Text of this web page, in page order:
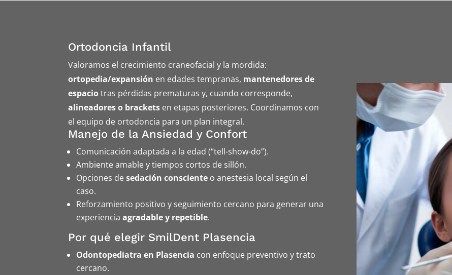
Ortodoncia Infantil
Valoramos el crecimiento craneofacial y la mordida:
ortopedia/expansión en edades tempranas, mantenedores de
espaciotras pérdidas prematuras y, cuando corresponde,
alineadores o brackets en etapas posteriores. Coordinamos con
el equipo de ortodoncia para un plan integral.
Manejo de la Ansiedad y Confort
Comunicación adaptada a la edad (“tell-show-do”).
Ambiente amable y tiempos cortos de sillón.
Opciones desedación consciente o anestesia local según el
caso.
Reforzamiento positivo y seguimiento cercano para generar una
experienciaagradable y repetible.
Por qué elegir SmilDent Plasencia
Odontopediatra en Plasencia con enfoque preventivo y trato
cercano.